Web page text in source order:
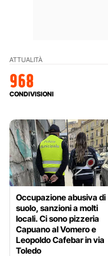
ATTUALITÀ
968
CONDIVISIONI
Occupazione abusiva di
suolo, sanzioni a molti
locali. Ci sono pizzeria
Capuano al Vomero e
Leopoldo Cafebar in via
Toledo